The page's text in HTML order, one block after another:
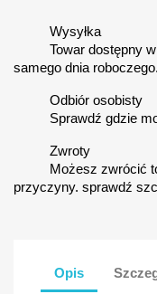
Wysyłka
Towar dostępny
samego dnia
Odbiór osobisty
Sprawdź gdzie
Zwroty
Możesz zwrócić
przyczyny. sprawdź
Opis